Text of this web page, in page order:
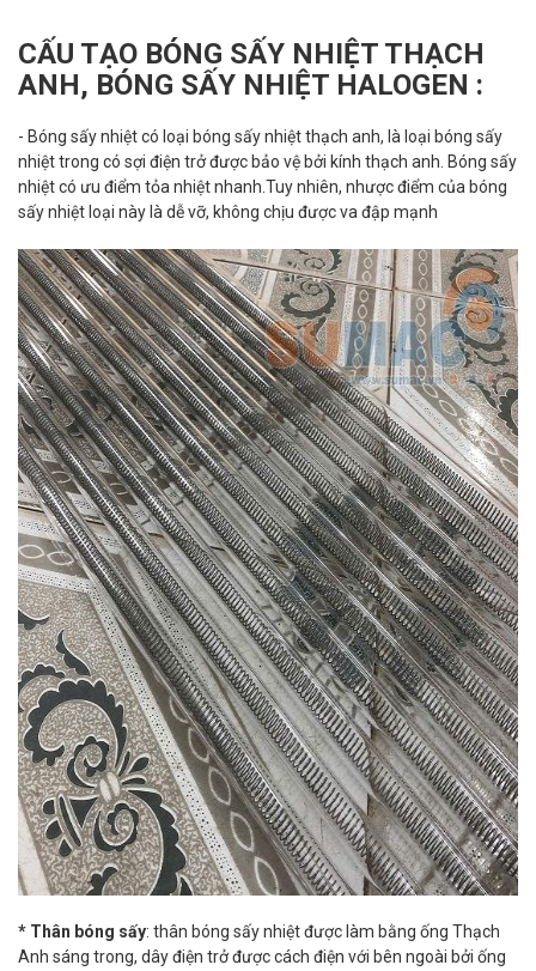
CẤU TẠO BÓNG SẤY NHIỆT THẠCH
ANH, BÓNG SẤY NHIỆT HALOGEN :
- Bóng sấy nhiệt có loại bóng sấy nhiệt thạch anh, là loại bóng sấy
nhiệt trong có sợi điện trở được bảo vệ bởi kính thạch anh. Bóng sấy
nhiệt có ưu điểm tỏa nhiệt nhanh.Tuy nhiên, nhược điểm của bóng
sấy nhiệt loại này là dễ vỡ, không chịu được va đập mạnh
* Thân bóng sấy: thân bóng sấy nhiệt được làm bằng ống Thạch
Anh sáng trong, dây điện trở được cách điện với bên ngoài bởi ống